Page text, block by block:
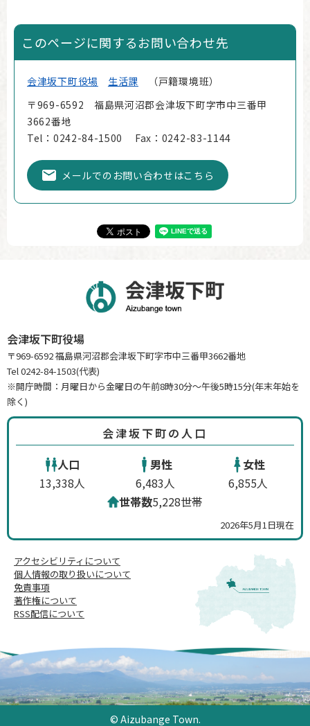
このページに関するお問い合わせ先
会津坂下町役場 生活課
戸籍環境班
〒969-6592 福島県河沼郡会津坂下町字市中三番甲
3662番地
Tel：0242-84-1500
Fax：0242-83-1144
メールでのお問い合わせはこちら
アクセシビリティについて
個人情報の取り扱いについて
免責事項
著作権について
RSS配信について
会津坂下町役場
〒969-6592 福島県河沼郡会津坂下町字市中三番甲3662番地
Tel 0242-84-1503(代表)
※開庁時間：月曜日から金曜日の午前8時30分～午後5時15分(年末年始を
除く)
会津坂下町の人口
人口
13,338人
男性
6,483人
女性
6,855人
世帯数5,228世帯
2026年5月1日現在
© Aizubange Town.